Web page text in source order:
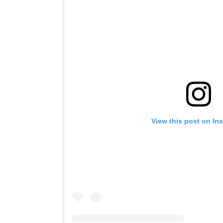
View this post on